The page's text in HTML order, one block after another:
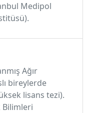
Medipol
Ağır
bireylerde
lisans tezi).
Bilimleri